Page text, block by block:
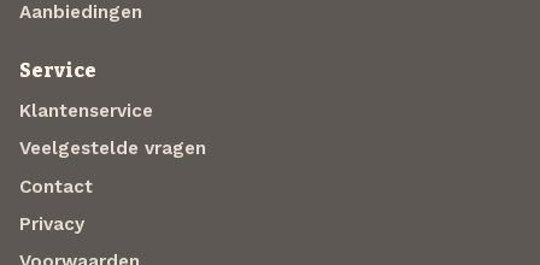
Aanbiedingen
Service
Klantenservice
Veelgestelde vragen
Contact
Privacy